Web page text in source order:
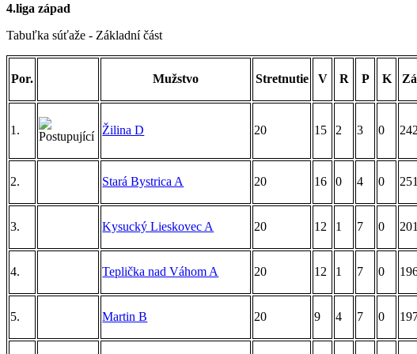
4.liga západ
Tabuľka súťaže - Základní část
Por. Mužstvo Stretnutie V R P K
1. Žilina D 20 15 2 3 0
2. Stará Bystrica A 20 16 0 4 0
3. Kysucký Lieskovec A 20 12 1 7 0
4. Teplička nad Váhom A 20 12 1 7 0
5. Martin B 20 9 4 7 0